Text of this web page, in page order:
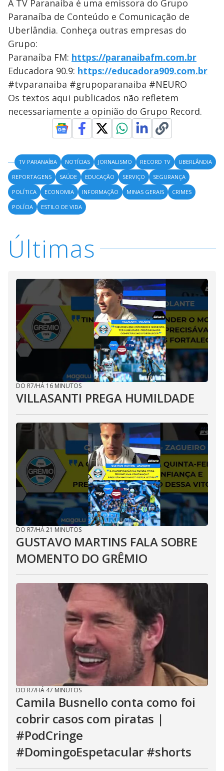
A TV Paranaíba é uma emissora do Grupo
Paranaíba de Conteúdo e Comunicação de
Uberlândia. Conheça outras empresas do
Grupo:
Paranaíba FM: https://paranaibafm.com.br
Educadora 90.9: https://educadora909.com.br
#tvparanaiba #grupoparanaiba #NEURO
Os textos aqui publicados não refletem
necessariamente a opinião do Grupo Record.
TV PARANAÍBA NOTÍCIAS JORNALISMO RECORD TV
UBERLÂNDIA
REPORTAGENS
SAÚDE EDUCAÇÃO SERVIÇO
SEGURANÇA
POLÍTICA
ECONOMIA INFORMAÇÃO MINAS GERAIS
CRIMES
POLÍCIA
ESTILO DE VIDA
Últimas
DO R7/HÁ 16 MINUTOS
VILLASANTI PREGA HUMILDADE
DO R7/HÁ 21 MINUTOS
GUSTAVO MARTINS FALA SOBRE
MOMENTO DO GRÊMIO
DO R7/HÁ 47 MINUTOS
Camila Busnello conta como foi
cobrir casos com piratas |
#PodCringe
#DomingoEspetacular #shorts